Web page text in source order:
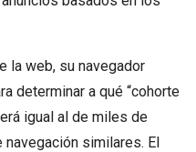
la web, su navegador
determinar a qué “cohorte
igual al de miles de
similares. El